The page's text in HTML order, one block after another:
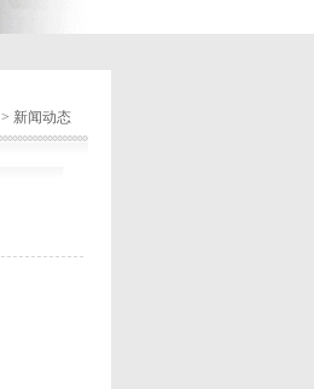
> 新闻动态